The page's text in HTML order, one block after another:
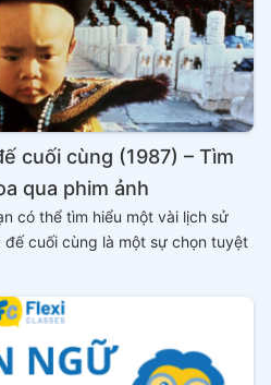
cuối cùng (1987) – Tìm
qua phim ảnh
có thể tìm hiểu một vài lịch sử
đế cuối cùng là một sự chọn tuyệt